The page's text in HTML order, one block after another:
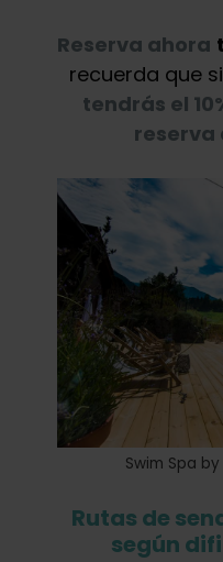
Reserva ahora
recuerda que
tendrás el
reserva
Swim Spa
Rutas de
según